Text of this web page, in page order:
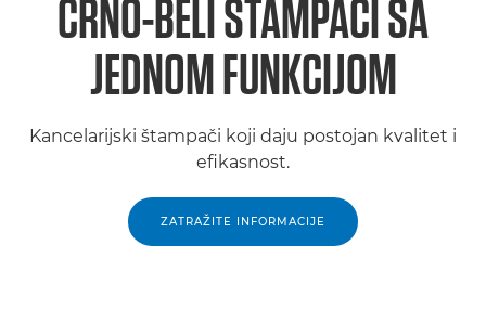
CRNO-BELI ŠTAMPAČI SA
JEDNOM FUNKCIJOM
Kancelarijski štampači koji daju postojan kvalitet i
efikasnost.
ZATRAŽITE INFORMACIJE